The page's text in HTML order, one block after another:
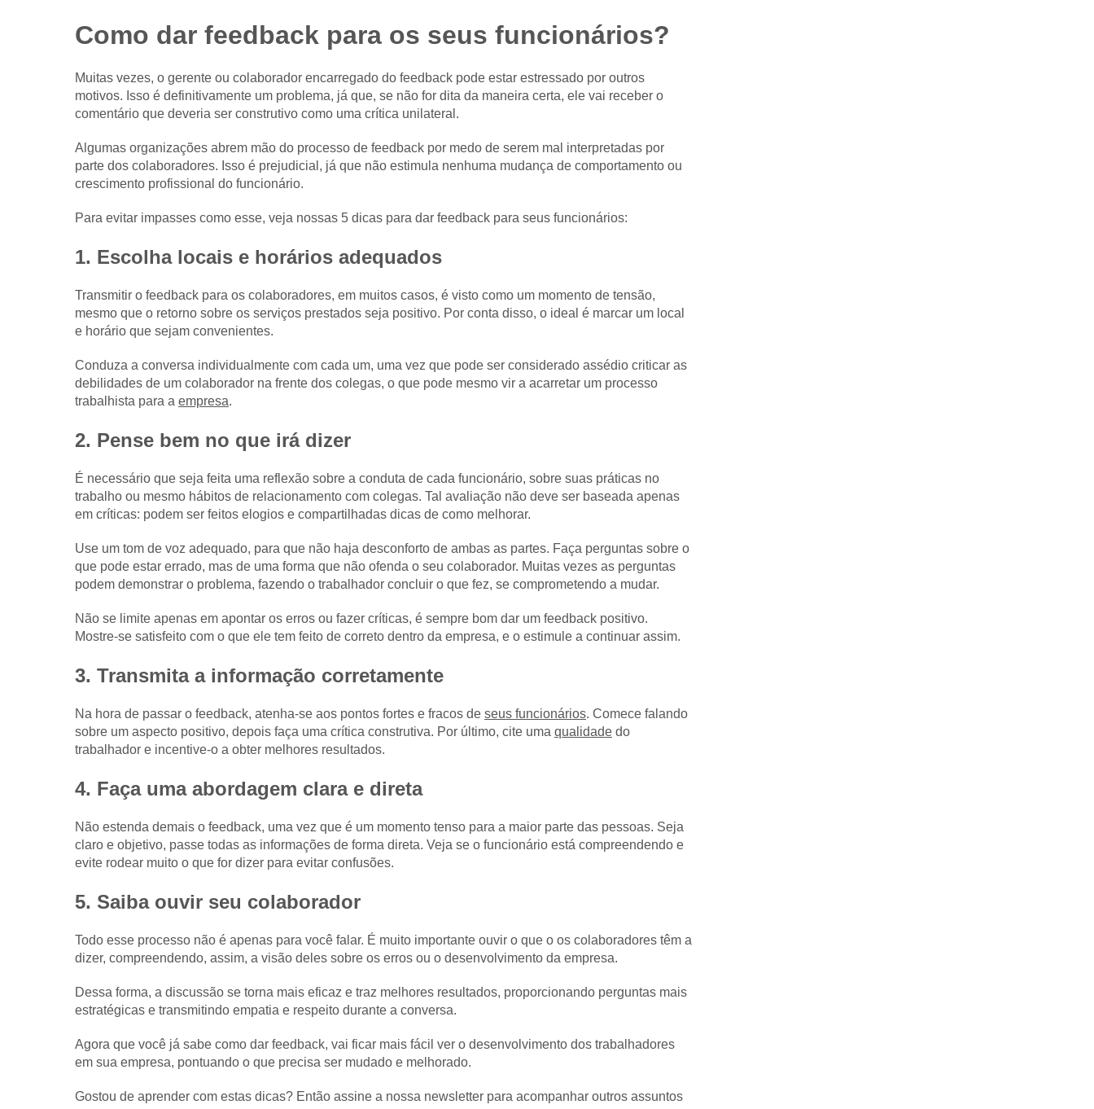
Como dar feedback para os seus funcionários?
Muitas vezes, o gerente ou colaborador encarregado do feedback pode estar estressado por outros
motivos. Isso é definitivamente um problema, já que, se não for dita da maneira certa, ele vai receber o
comentário que deveria ser construtivo como uma crítica unilateral.
Algumas organizações abrem mão do processo de feedback por medo de serem mal interpretadas por
parte dos colaboradores. Isso é prejudicial, já que não estimula nenhuma mudança de comportamento ou
crescimento profissional do funcionário.
Para evitar impasses como esse, veja nossas 5 dicas para dar feedback para seus funcionários:
1. Escolha locais e horários adequados
Transmitir o feedback para os colaboradores, em muitos casos, é visto como um momento de tensão,
mesmo que o retorno sobre os serviços prestados seja positivo. Por conta disso, o ideal é marcar um local
e horário que sejam convenientes.
Conduza a conversa individualmente com cada um, uma vez que pode ser considerado assédio criticar as
debilidades de um colaborador na frente dos colegas, o que pode mesmo vir a acarretar um processo
trabalhista para a empresa.
2. Pense bem no que irá dizer
É necessário que seja feita uma reflexão sobre a conduta de cada funcionário, sobre suas práticas no
trabalho ou mesmo hábitos de relacionamento com colegas. Tal avaliação não deve ser baseada apenas
em críticas: podem ser feitos elogios e compartilhadas dicas de como melhorar.
Use um tom de voz adequado, para que não haja desconforto de ambas as partes. Faça perguntas sobre o
que pode estar errado, mas de uma forma que não ofenda o seu colaborador. Muitas vezes as perguntas
podem demonstrar o problema, fazendo o trabalhador concluir o que fez, se comprometendo a mudar.
Não se limite apenas em apontar os erros ou fazer críticas, é sempre bom dar um feedback positivo.
Mostre-se satisfeito com o que ele tem feito de correto dentro da empresa, e o estimule a continuar assim.
3. Transmita a informação corretamente
Na hora de passar o feedback, atenha-se aos pontos fortes e fracos de seus funcionários. Comece falando
sobre um aspecto positivo, depois faça uma crítica construtiva. Por último, cite uma qualidade do
trabalhador e incentive-o a obter melhores resultados.
4. Faça uma abordagem clara e direta
Não estenda demais o feedback, uma vez que é um momento tenso para a maior parte das pessoas. Seja
claro e objetivo, passe todas as informações de forma direta. Veja se o funcionário está compreendendo e
evite rodear muito o que for dizer para evitar confusões.
5. Saiba ouvir seu colaborador
Todo esse processo não é apenas para você falar. É muito importante ouvir o que o os colaboradores têm a
dizer, compreendendo, assim, a visão deles sobre os erros ou o desenvolvimento da empresa.
Dessa forma, a discussão se torna mais eficaz e traz melhores resultados, proporcionando perguntas mais
estratégicas e transmitindo empatia e respeito durante a conversa.
Agora que você já sabe como dar feedback, vai ficar mais fácil ver o desenvolvimento dos trabalhadores
em sua empresa, pontuando o que precisa ser mudado e melhorado.
Gostou de aprender com estas dicas? Então assine a nossa newsletter para acompanhar outros assuntos